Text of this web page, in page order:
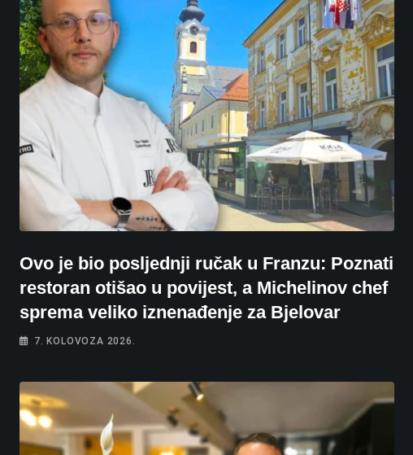
Ovo je bio posljednji ručak u Franzu: Poznati
restoran otišao u povijest, a Michelinov chef
sprema veliko iznenađenje za Bjelovar
7. KOLOVOZA 2026.